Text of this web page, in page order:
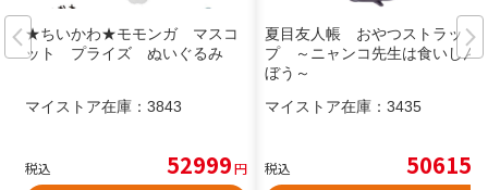
★ちいかわ★モモンガ マスコ
ット プライズ ぬいぐるみ
マイストア在庫： 3843
税込 52999円
夏目友人帳 おやつストラッ
プ ～ニャンコ先生は食いしん
ぼう～
マイストア在庫： 3435
税込 50615